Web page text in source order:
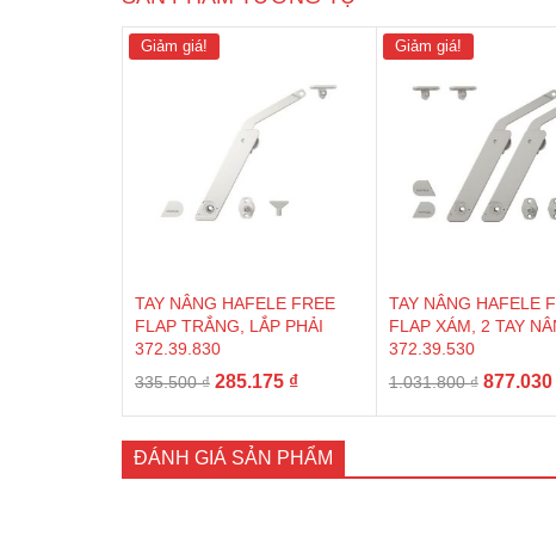
Giảm giá!
TAY NÂNG HAFELE FREE
FLAP TRẮNG, LẮP PHẢI
372.39.830
335.500₫ Giá
335.500 ₫.
285.175 ₫Giá
là:
285.175 ₫.
Giảm giá!
TAY NÂNG HAFELE
FLAP XÁM, 2 TAY
372.39.530
1.031.800₫ Giá
877.030
ĐÁNH GIÁ SẢN PHẨM